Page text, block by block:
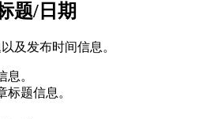
题/日期
及发布时间信息。
。
标题信息。